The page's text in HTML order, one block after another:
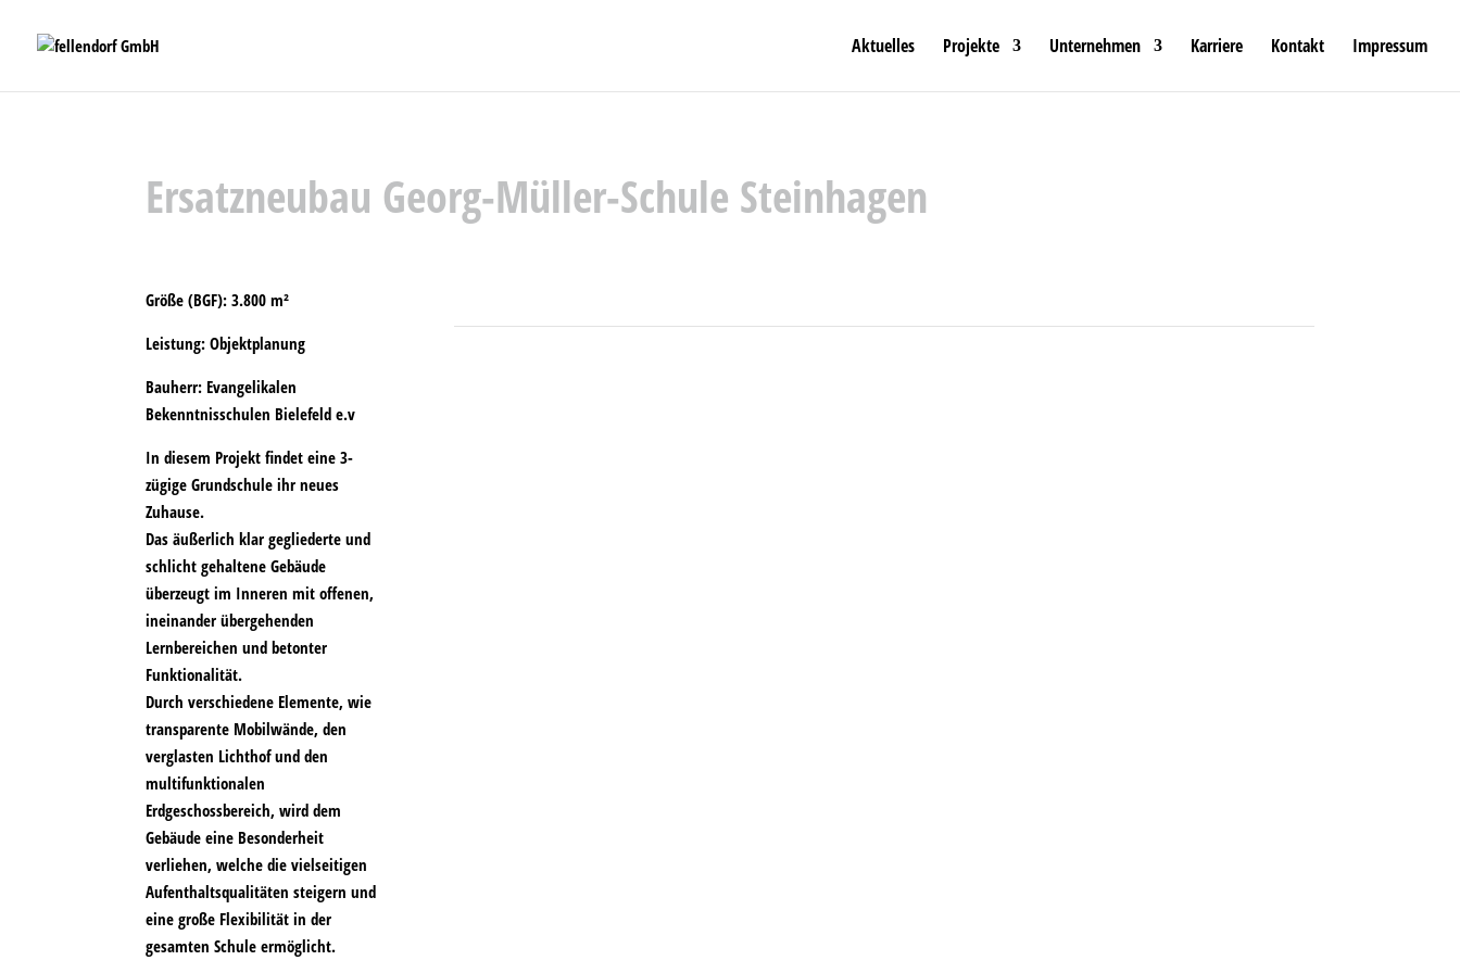
Aktuelles Projekte Unternehmen Karriere Kontakt Impressum
Ersatzneubau Georg-Müller-Schule Steinhagen
Größe (BGF):3.800 m²
Leistung:Objektplanung
Bauherr: Evangelikalen
Bekenntnisschulen Bielefeld e.v
In diesem Projekt findet eine 3-
zügige Grundschule ihr neues
Zuhause.
Das äußerlich klar gegliederte und
schlicht gehaltene Gebäude
überzeugt im Inneren mit offenen,
ineinander übergehenden
Lernbereichen und betonter
Funktionalität.
Durch verschiedene Elemente, wie
transparente Mobilwände, den
verglasten Lichthof und den
multifunktionalen
Erdgeschossbereich, wird dem
Gebäude eine Besonderheit
verliehen, welche die vielseitigen
Aufenthaltsqualitäten steigern und
eine große Flexibilität in der
gesamten Schule ermöglicht.